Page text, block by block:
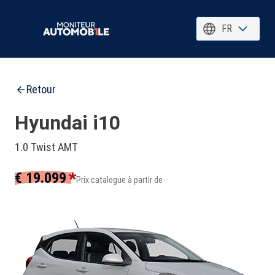
FR
Retour
Hyundai i10
1.0 Twist AMT
€ 19.099*Prix catalogue à partir de